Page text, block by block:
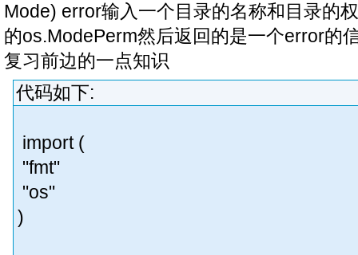
Mode) error输入一个目录的名称和目录的
的os.ModePerm然后返回的是一个error的
复习前边的一点知识
代码如下:
import (
"fmt"
"os"
)